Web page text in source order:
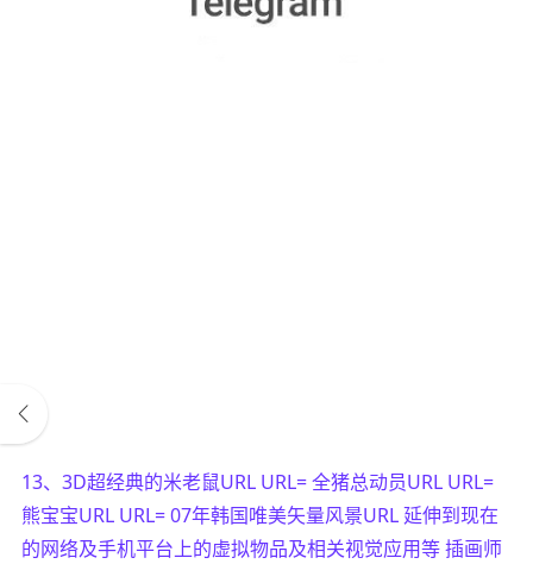
13、3D超经典的米老鼠URL URL= 全猪总动员URL URL=
熊宝宝URL URL= 07年韩国唯美矢量风景URL 延伸到现在
的网络及手机平台上的虚拟物品及相关视觉应用等 插画师